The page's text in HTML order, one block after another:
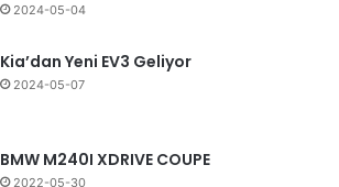
2024-05-04
Kia’dan Yeni EV3 Geliyor
2024-05-07
BMW M240I XDRIVE COUPE
2022-05-30